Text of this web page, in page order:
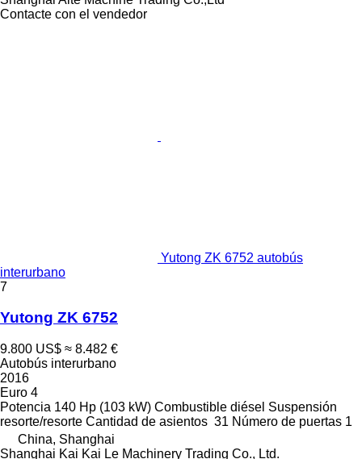
Contacte con el vendedor
Yutong ZK 6752 autobús
interurbano
7
Yutong ZK 6752
9.800 US$ ≈ 8.482 €
Autobús interurbano
2016
Euro 4
Potencia 140 Hp (103 kW) Combustible diésel Suspensión
resorte/resorte Cantidad de asientos 31 Número de puertas 1
China, Shanghai
Shanghai Kai Kai Le Machinery Trading Co., Ltd.